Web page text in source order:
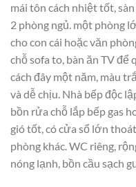
mái tôn cách nhiệt tốt,
2 phòng ngủ. một phòng
cho con cái hoặc văn
chỗ sofa to, bàn ăn TV
cách đây một năm, màu
và dễ chịu. Nhà bếp độc
bồn rửa chỗ lắp bếp gas
gió tốt, có cửa sổ lớn
phòng khác. WC riêng,
nóng lạnh, bồn cầu sạch